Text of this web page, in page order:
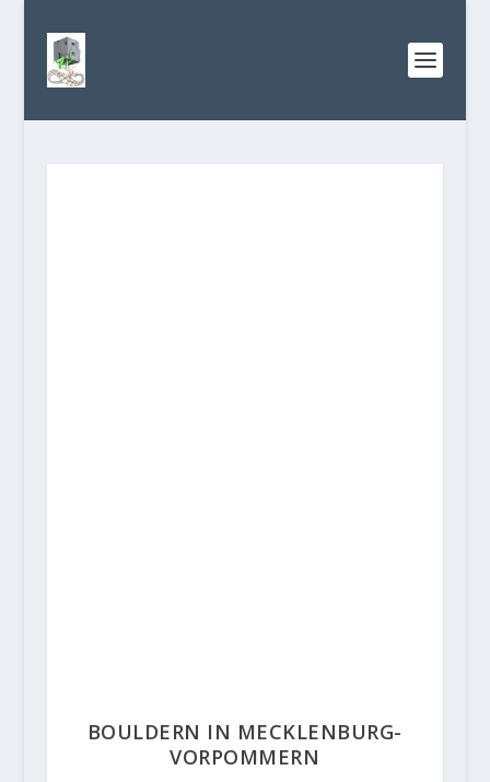
BOULDERN IN MECKLENBURG-
VORPOMMERN